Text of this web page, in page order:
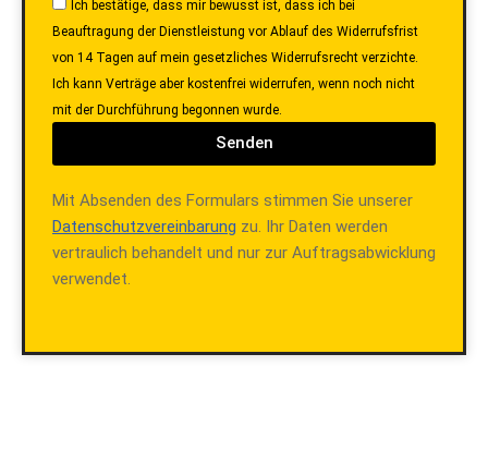
Ich bestätige, dass mir bewusst ist, dass ich bei
Beauftragung der Dienstleistung vor Ablauf des Widerrufsfrist
von 14 Tagen auf mein gesetzliches Widerrufsrecht verzichte.
Ich kann Verträge aber kostenfrei widerrufen, wenn noch nicht
mit der Durchführung begonnen wurde.
Senden
Mit Absenden des Formulars stimmen Sie unserer
Datenschutzvereinbarung zu. Ihr Daten werden
vertraulich behandelt und nur zur Auftragsabwicklung
verwendet.